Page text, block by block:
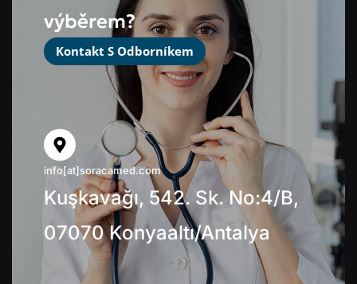
výběrem?
Kontakt S Odborníkem
info[at]soracamed.com
Kuşkavağı, 542. Sk. No:4/B,
07070 Konyaaltı/Antalya